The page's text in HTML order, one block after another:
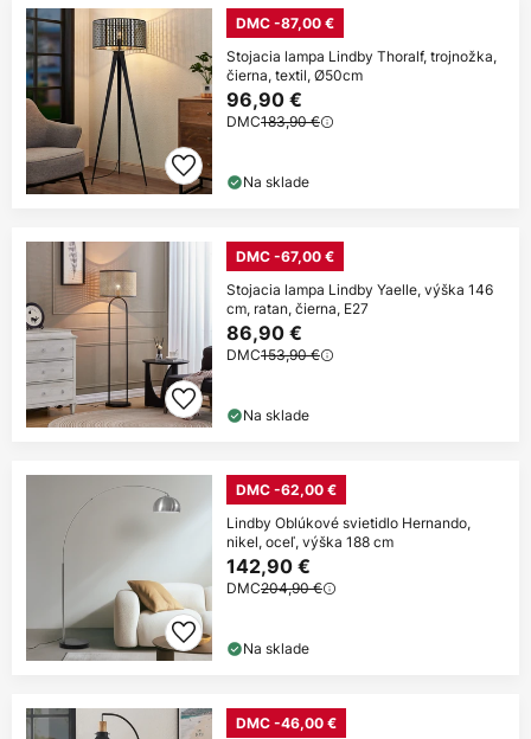
DMC -87,00 €
Stojacia lampa Lindby Thoralf, trojnožka,
čierna, textil, Ø50cm
96,90 €
DMC183,90 €
Na sklade
DMC -67,00 €
Stojacia lampa Lindby Yaelle, výška 146
cm, ratan, čierna, E27
86,90 €
DMC153,90 €
Na sklade
DMC -62,00 €
Lindby Oblúkové svietidlo Hernando,
nikel, oceľ, výška 188 cm
142,90 €
DMC204,90 €
Na sklade
DMC -46,00 €